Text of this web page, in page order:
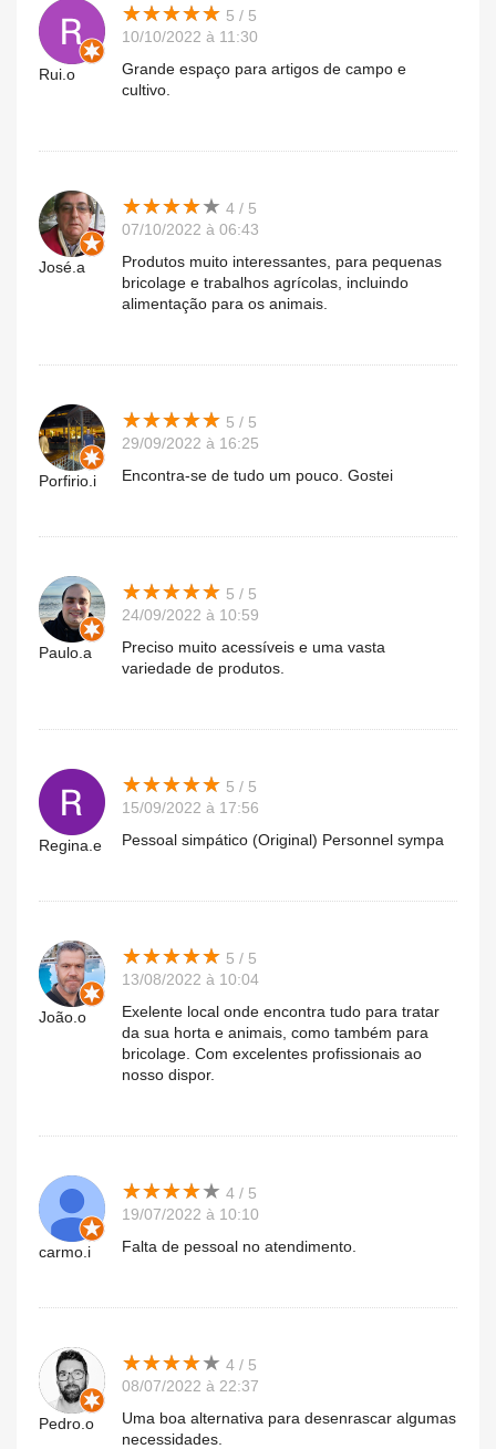
Rui.o
★★★★★
★★★★★ 5 / 5
10/10/2022 à 11:30
Grande espaço para artigos de campo e
cultivo.
José.a
★★★★★
★★★★★ 4 / 5
07/10/2022 à 06:43
Produtos muito interessantes, para pequenas
bricolage e trabalhos agrícolas, incluindo
alimentação para os animais.
Porfirio.i
★★★★★
★★★★★ 5 / 5
29/09/2022 à 16:25
Encontra-se de tudo um pouco. Gostei
Paulo.a
★★★★★
★★★★★ 5 / 5
24/09/2022 à 10:59
Preciso muito acessíveis e uma vasta
variedade de produtos.
Regina.e
★★★★★
★★★★★ 5 / 5
15/09/2022 à 17:56
Pessoal simpático (Original) Personnel sympa
João.o
★★★★★
★★★★★ 5 / 5
13/08/2022 à 10:04
Exelente local onde encontra tudo para tratar
da sua horta e animais, como também para
bricolage. Com excelentes profissionais ao
nosso dispor.
carmo.i
★★★★★
★★★★★ 4 / 5
19/07/2022 à 10:10
Falta de pessoal no atendimento.
Pedro.o
★★★★★
★★★★★ 4 / 5
08/07/2022 à 22:37
Uma boa alternativa para desenrascar algumas
necessidades.